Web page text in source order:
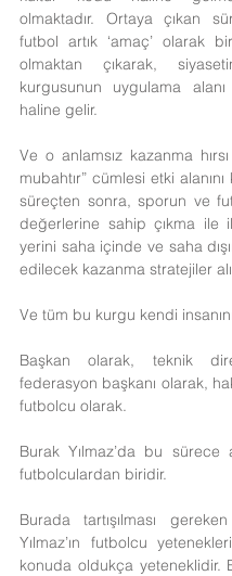
olmaktadır. Ortaya çıkan
futbol artık ‘amaç’ olarak
olmaktan çıkarak,
kurgusunun uygulama alanı
haline gelir.
Ve o anlamsız kazanma
mubahtır” cümlesi etki alanını
süreçten sonra, sporun ve
değerlerine sahip çıkma ile
yerini saha içinde ve saha
edilecek kazanma stratejiler
Ve tüm bu kurgu kendi
Başkan olarak, teknik
federasyon başkanı olarak,
futbolcu olarak.
Burak Yılmaz’da bu sürece
futbolculardan biridir.
Burada tartışılması
Yılmaz’ın futbolcu
konuda oldukça yeteneklidir.